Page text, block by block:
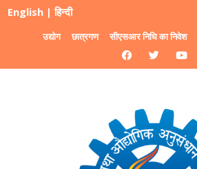
English |हिन्दी
उद्योग छात्रगण सीएसआर निधि का निवेश